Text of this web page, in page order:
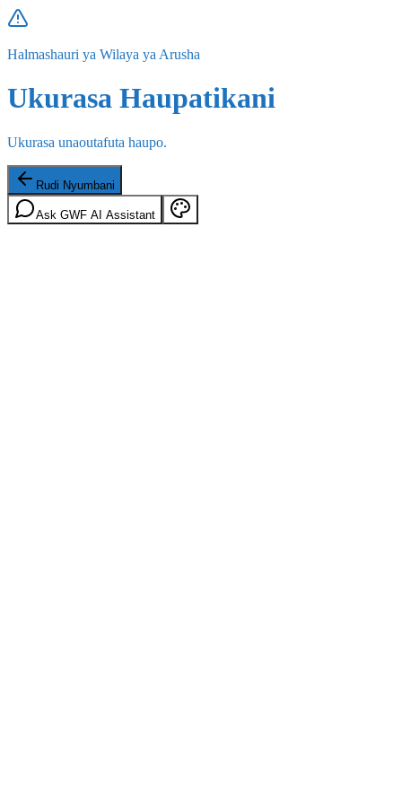
Halmashauri ya Wilaya ya Arusha
Ukurasa Haupatikani
Ukurasa unaoutafuta haupo.
Rudi Nyumbani
Ask GWF AI Assistant